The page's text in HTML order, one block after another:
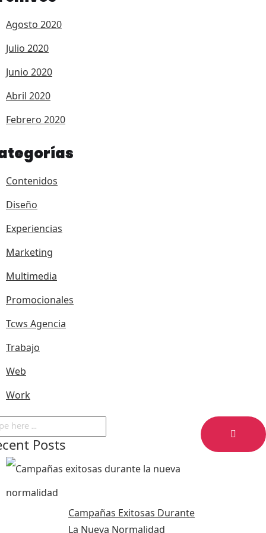
Agosto 2020
Julio 2020
Junio 2020
Abril 2020
Febrero 2020
Contenidos
Diseño
Experiencias
Marketing
Multimedia
Promocionales
Tcws Agencia
Trabajo
Web
Work
Posts
Campañas Exitosas Durante
La Nueva Normalidad